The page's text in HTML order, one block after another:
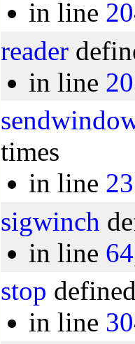
in line
reader
in line
times
in line
sigwinch
in line 64
stop
in line